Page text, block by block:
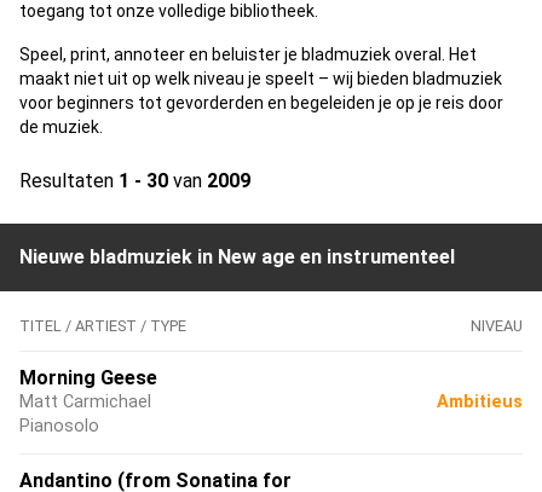
toegang tot onze volledige bibliotheek.
Speel, print, annoteer en beluister je bladmuziek overal. Het
maakt niet uit op welk niveau je speelt – wij bieden bladmuziek
voor beginners tot gevorderden en begeleiden je op je reis door
de muziek.
Resultaten 1 - 30 van 2009
Nieuwe bladmuziek in New age en instrumenteel
TITEL / ARTIEST / TYPE NIVEAU
Morning Geese
Matt Carmichael
Pianosolo
Ambitieus
Andantino (from Sonatina for